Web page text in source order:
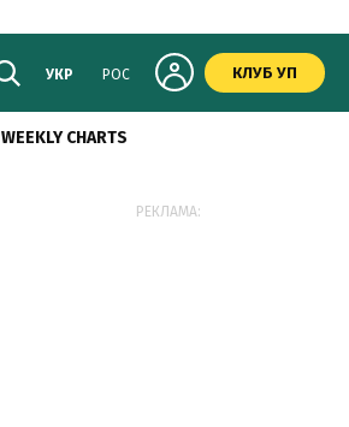
УКР РОС КЛУБ УП
WEEKLY CHARTS
РЕКЛАМА: